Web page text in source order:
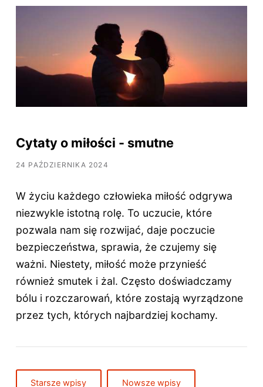
Cytaty o miłości - smutne
24 PAŹDZIERNIKA 2024
W życiu każdego człowieka miłość odgrywa
niezwykle istotną rolę. To uczucie, które
pozwala nam się rozwijać, daje poczucie
bezpieczeństwa, sprawia, że czujemy się
ważni. Niestety, miłość może przynieść
również smutek i żal. Często doświadczamy
bólu i rozczarowań, które zostają wyrządzone
przez tych, których najbardziej kochamy.
Starsze wpisy Nowsze wpisy